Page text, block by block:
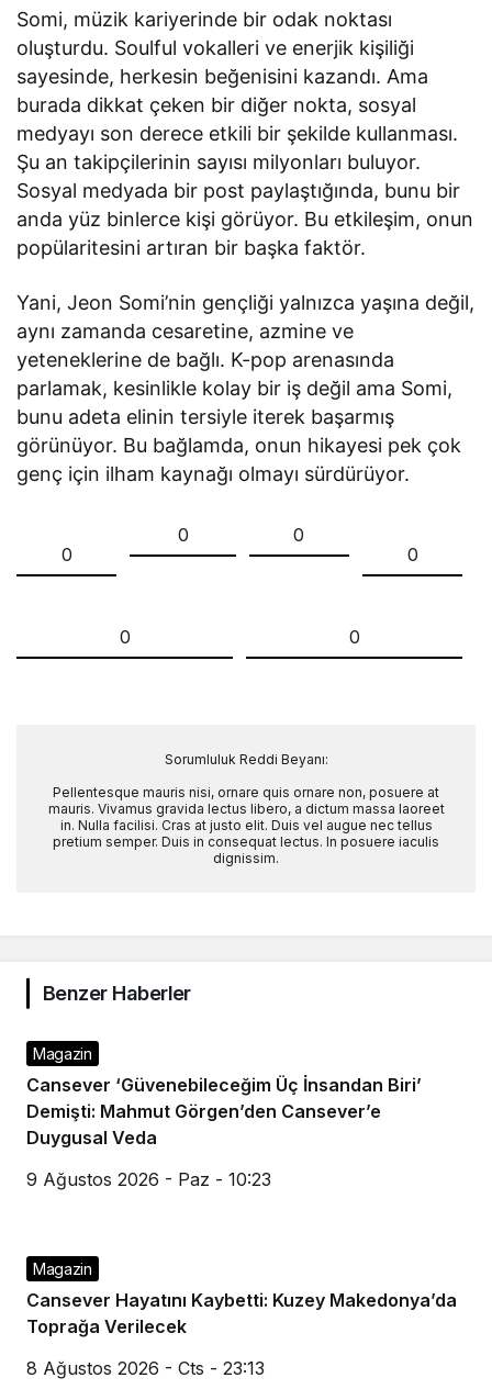
Somi, müzik kariyerinde bir odak noktası
oluşturdu. Soulful vokalleri ve enerjik kişiliği
sayesinde, herkesin beğenisini kazandı. Ama
burada dikkat çeken bir diğer nokta, sosyal
medyayı son derece etkili bir şekilde kullanması.
Şu an takipçilerinin sayısı milyonları buluyor.
Sosyal medyada bir post paylaştığında, bunu bir
anda yüz binlerce kişi görüyor. Bu etkileşim, onun
popülaritesini artıran bir başka faktör.
Yani, Jeon Somi’nin gençliği yalnızca yaşına değil,
aynı zamanda cesaretine, azmine ve
yeteneklerine de bağlı. K-pop arenasında
parlamak, kesinlikle kolay bir iş değil ama Somi,
bunu adeta elinin tersiyle iterek başarmış
görünüyor. Bu bağlamda, onun hikayesi pek çok
genç için ilham kaynağı olmayı sürdürüyor.
0
0
0
0
0 0
Sorumluluk Reddi Beyanı:
Pellentesque mauris nisi, ornare quis ornare non, posuere at
mauris. Vivamus gravida lectus libero, a dictum massa laoreet
in. Nulla facilisi. Cras at justo elit. Duis vel augue nec tellus
pretium semper. Duis in consequat lectus. In posuere iaculis
dignissim.
Benzer Haberler
Magazin
Cansever ‘Güvenebileceğim Üç İnsandan Biri’
Demişti: Mahmut Görgen’den Cansever’e
Duygusal Veda
9 Ağustos 2026 - Paz - 10:23
Magazin
Cansever Hayatını Kaybetti: Kuzey Makedonya’da
Toprağa Verilecek
8 Ağustos 2026 - Cts - 23:13